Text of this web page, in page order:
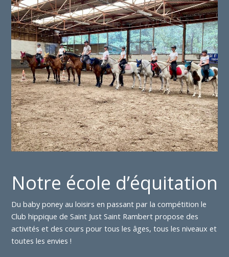
Notre école d’équitation
Du baby poney au loisirs en passant par la compétition le
Club hippique de Saint Just Saint Rambert propose des
activités et des cours pour tous les âges, tous les niveaux et
toutes les envies !